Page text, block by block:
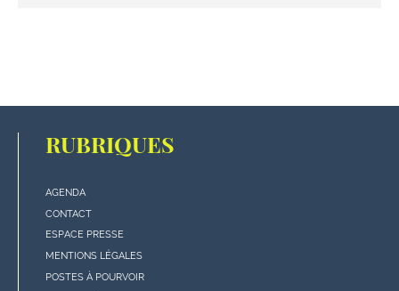
RUBRIQUES
Menu
"rubriques"
en
bas
AGENDA
CONTACT
ESPACE PRESSE
MENTIONS LÉGALES
POSTES À POURVOIR